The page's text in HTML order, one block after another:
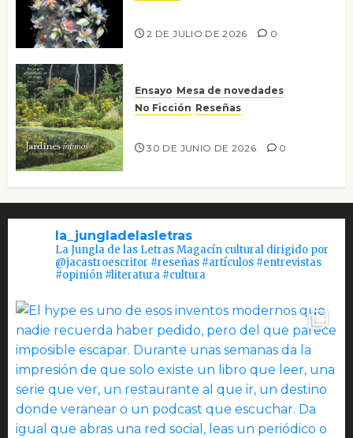
2 DE JULIO DE 2026 0
Ensayo Mesa de novedades
No Ficción Reseñas
30 DE JUNIO DE 2026 0
la_jungladelasletras
La Jungla de las Letras Magacín cultural dirigido por
@jacastroescritor #reseñas #artículos #entrevistas
#opinión #literatura #cultura